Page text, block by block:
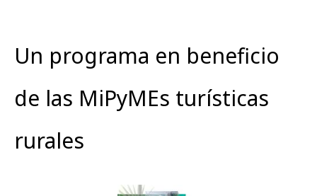
Un programa en beneficio
de las MiPyMEs turísticas
rurales